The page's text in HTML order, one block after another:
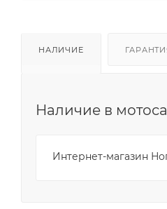
НАЛИЧИЕ
Наличие в
Интернет-магазин